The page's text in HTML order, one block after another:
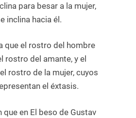
para besar a la mujer,
inclina hacia él.
que el rostro del hombre
rostro del amante, y el
rostro de la mujer, cuyos
el éxtasis.
en El beso de Gustav